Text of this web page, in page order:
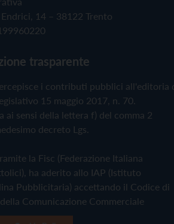
14 – 38122 Trento
trasparente
i contributi pubblici all'editoria
15 maggio 2017, n. 70.
ai sensi della lettera f) del comma 2
decreto Lgs.
la Fisc (Federazione Italiana
ha aderito allo IAP (Istituto
Pubblicitaria) accettando il Codice di
Comunicazione Commerciale